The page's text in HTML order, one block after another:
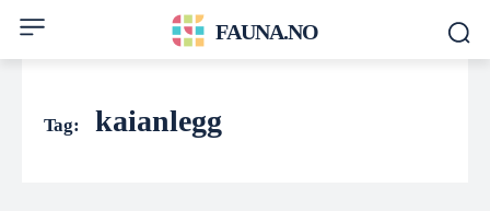
FAUNA.NO
Tag: kaianlegg